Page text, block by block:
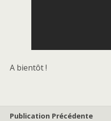
A bientôt !
Publication Précédente